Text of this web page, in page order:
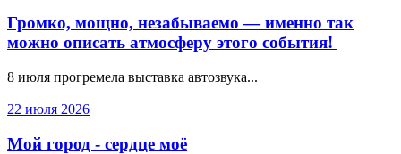
Громко, мощно, незабываемо — именно так
можно описать атмосферу этого события!
8 июля прогремела выставка автозвука...
22 июля 2026
Мой город - сердце моё